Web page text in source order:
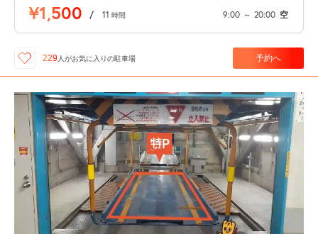
¥1,500 / 11 時間 9:00 ～ 20:00 空
229 人がお気に入りの駐車場 予約へ